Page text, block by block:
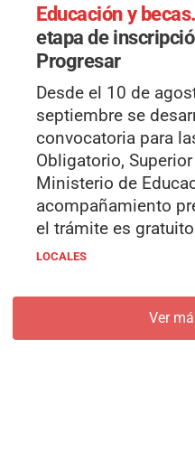
Educación y becas.
etapa de
Progresar
Desde el 10 de
septiembre se
convocatoria para
Obligatorio,
Ministerio de
acompañamiento
el trámite es
LOCALES
Ver